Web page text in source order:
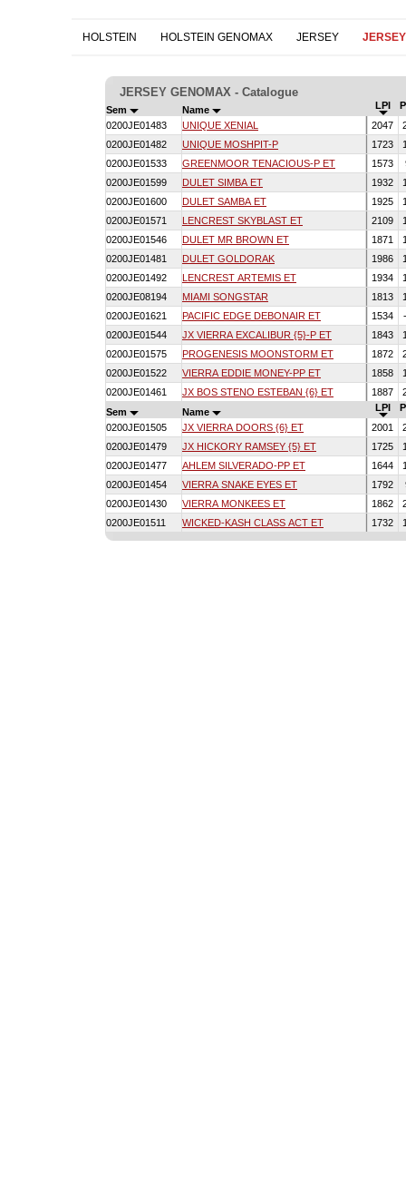
HOLSTEIN HOLSTEIN GENOMAX JERSEY
JERSEY GENOMAX - Catalogue
Sem Name LPI
0200JE01483
UNIQUE XENIAL 2047
0200JE01482
UNIQUE MOSHPIT-P 1723
0200JE01533
GREENMOOR TENACIOUS-P ET 1573
0200JE01599
DULET SIMBA ET 1932
0200JE01600
DULET SAMBA ET 1925
0200JE01571
LENCREST SKYBLAST ET 2109
0200JE01546
DULET MR BROWN ET 1871
0200JE01481
DULET GOLDORAK 1986
0200JE01492
LENCREST ARTEMIS ET 1934
0200JE08194
MIAMI SONGSTAR 1813
0200JE01621
PACIFIC EDGE DEBONAIR ET 1534
0200JE01544
JX VIERRA EXCALIBUR {5}-P ET 1843
0200JE01575
PROGENESIS MOONSTORM ET 1872
0200JE01522
VIERRA EDDIE MONEY-PP ET 1858
0200JE01461
JX BOS STENO ESTEBAN {6} ET 1887
Sem
Name LPI
0200JE01505
JX VIERRA DOORS {6} ET 2001
0200JE01479
JX HICKORY RAMSEY {5} ET 1725
0200JE01477
AHLEM SILVERADO-PP ET 1644
0200JE01454
VIERRA SNAKE EYES ET 1792
0200JE01430
VIERRA MONKEES ET 1862
0200JE01511
WICKED-KASH CLASS ACT ET 1732